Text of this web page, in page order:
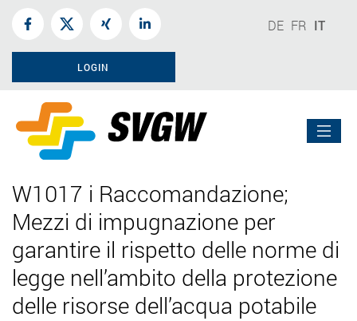
DE FR IT
LOGIN
W1017 i Raccomandazione;
Mezzi di impugnazione per
garantire il rispetto delle norme di
legge nell’ambito della protezione
delle risorse dell’acqua potabile